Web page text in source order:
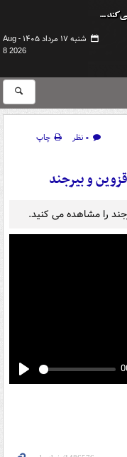
شنبه ۱۷ مرداد ۱۴۰۵ -
Aug
8 2026
۰ نظر
چاپ
و بیرجند
را مشاهده می کنید.
Play